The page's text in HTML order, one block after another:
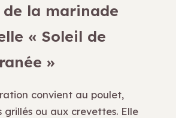
de la marinade
« Soleil de
»
convient au poulet,
grillés ou aux crevettes. Elle